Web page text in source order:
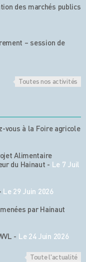
des marchés publics
– session de
Toutes nos activités
vous à la Foire agricole
Alimentaire
du Hainaut - Le 7 Juil
Le 29 Juin 2026
par Hainaut
- Le 24 Juin 2026
Toute l'actualité